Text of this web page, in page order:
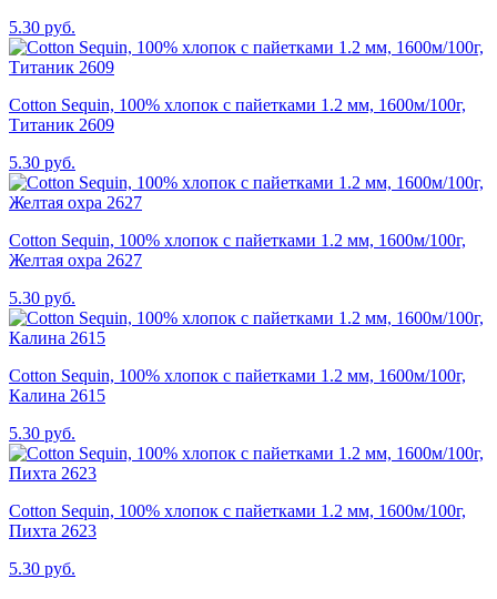
5.30 руб.
Cotton Sequin, 100% хлопок с пайетками 1.2 мм, 1600м/100г,
Титаник 2609
5.30 руб.
Cotton Sequin, 100% хлопок с пайетками 1.2 мм, 1600м/100г,
Желтая охра 2627
5.30 руб.
Cotton Sequin, 100% хлопок с пайетками 1.2 мм, 1600м/100г,
Калина 2615
5.30 руб.
Cotton Sequin, 100% хлопок с пайетками 1.2 мм, 1600м/100г,
Пихта 2623
5.30 руб.